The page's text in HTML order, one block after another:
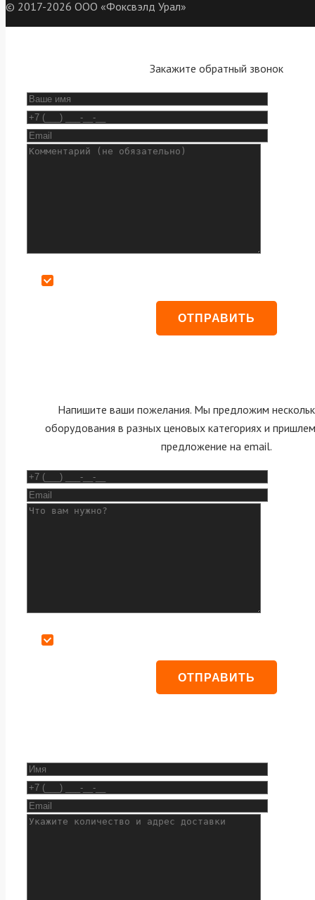
© 2017-2026 ООО «Фоксвэлд Урал»
Закажите обратный звонок
Напишите ваши пожелания. Мы предложим
оборудования в разных ценовых категориях и
предложение на email.